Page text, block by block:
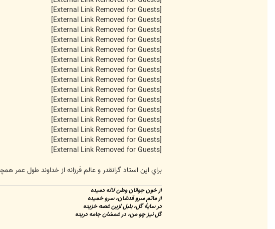
[External Link Removed for Guests]
[External Link Removed for Guests]
[External Link Removed for Guests]
[External Link Removed for Guests]
[External Link Removed for Guests]
[External Link Removed for Guests]
[External Link Removed for Guests]
[External Link Removed for Guests]
[External Link Removed for Guests]
[External Link Removed for Guests]
[External Link Removed for Guests]
[External Link Removed for Guests]
[External Link Removed for Guests]
[External Link Removed for Guests]
[External Link Removed for Guests]
براي اين استاد گرانقدر و عالم فرزانه از خداوند طول
از خون جوانان وطن لاله دميده
از ماتم سرو قدشان، سرو خميده
در سايۀ گل، بلبل ازين غصه خزيده
گل نيز چو من، در غمشان جامه دريده